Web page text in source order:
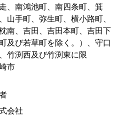
、南鴻池町、南四条町、箕
山手町、弥生町、横小路町、
南、吉田、吉田本町、吉田下
及び若草町を除く。）、守口
竹渕西及び竹渕東に限
市
会社